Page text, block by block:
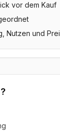
vor dem Kauf
Nutzen und